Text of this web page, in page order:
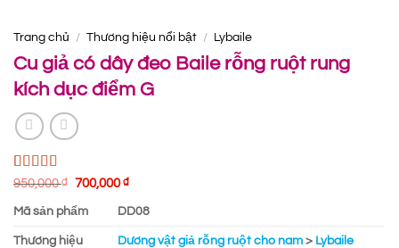
Trang chủ / Thương hiệu nổi bật / Lybaile
Cu giả có dây đeo Baile rỗng ruột rung
kích dục điểm G
5.00trên 5
1
đánh giá
950,000₫
Giá
là:
700,000₫
tại
700,000 ₫.
Mã sản phẩm DD08
Thương hiệu Dương vật giả rỗng ruột cho nam > Lybaile